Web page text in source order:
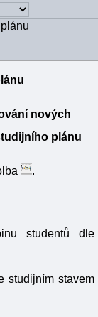
nových
plánu
.
studentů dle
studijním stavem